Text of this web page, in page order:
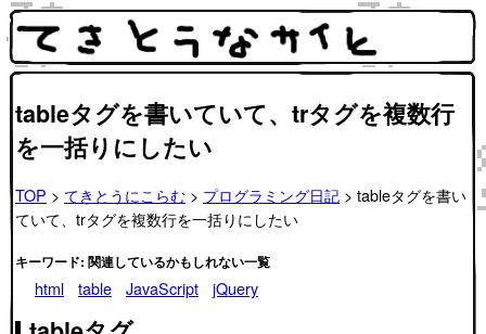
tableタグを書いていて、trタグを複数行
を一括りにしたい
TOP > てきとうにこらむ > プログラミング日記 > tableタグを書い
ていて、trタグを複数行を一括りにしたい
キーワード: 関連しているかもしれない一覧
html table JavaScript jQuery